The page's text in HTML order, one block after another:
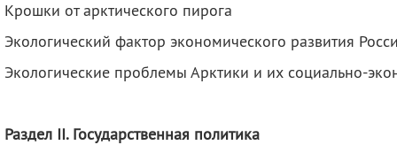
Крошки от арктического пирога
Экологический фактор экономического развития
Экологические проблемы Арктики и их социально-
Раздел II. Государственная политика